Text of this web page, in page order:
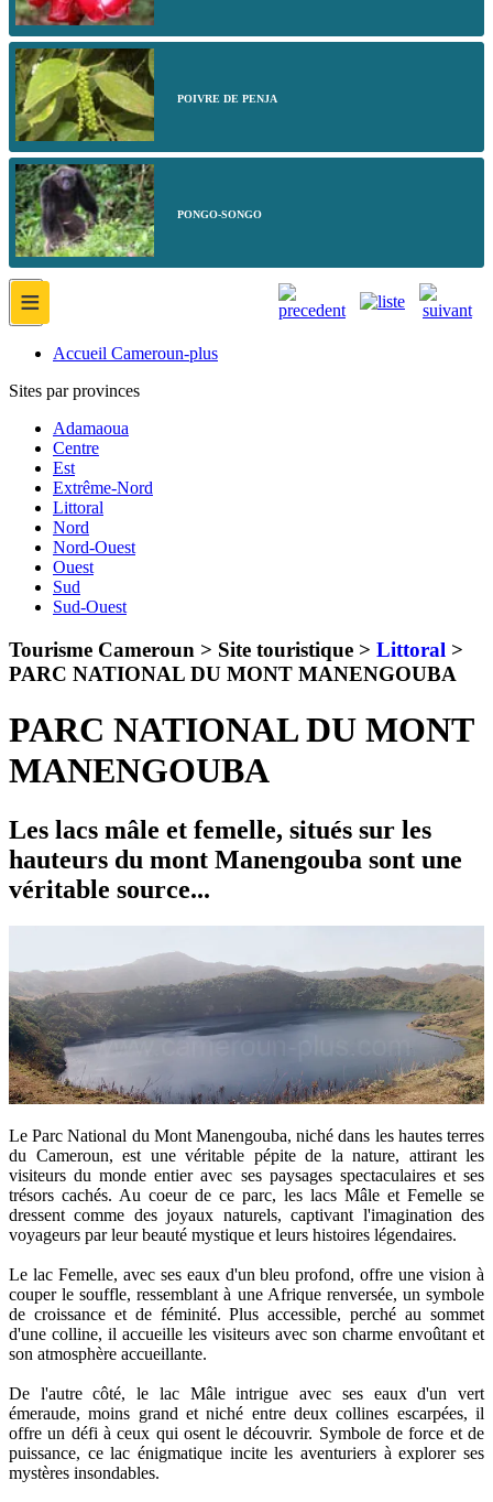
POIVRE DE PENJA
PONGO-SONGO
≡
Accueil Cameroun-plus
Sites par provinces
Adamaoua
Centre
Est
Extrême-Nord
Littoral
Nord
Nord-Ouest
Ouest
Sud
Sud-Ouest
Tourisme Cameroun > Site touristique > Littoral >
PARC NATIONAL DU MONT MANENGOUBA
PARC NATIONAL DU MONT
MANENGOUBA
Les lacs mâle et femelle, situés sur les
hauteurs du mont Manengouba sont une
véritable source...
Le Parc National du Mont Manengouba, niché dans les hautes terres
du Cameroun, est une véritable pépite de la nature, attirant les
visiteurs du monde entier avec ses paysages spectaculaires et ses
trésors cachés. Au coeur de ce parc, les lacs Mâle et Femelle se
dressent comme des joyaux naturels, captivant l'imagination des
voyageurs par leur beauté mystique et leurs histoires légendaires.
Le lac Femelle, avec ses eaux d'un bleu profond, offre une vision à
couper le souffle, ressemblant à une Afrique renversée, un symbole
de croissance et de féminité. Plus accessible, perché au sommet
d'une colline, il accueille les visiteurs avec son charme envoûtant et
son atmosphère accueillante.
De l'autre côté, le lac Mâle intrigue avec ses eaux d'un vert
émeraude, moins grand et niché entre deux collines escarpées, il
offre un défi à ceux qui osent le découvrir. Symbole de force et de
puissance, ce lac énigmatique incite les aventuriers à explorer ses
mystères insondables.